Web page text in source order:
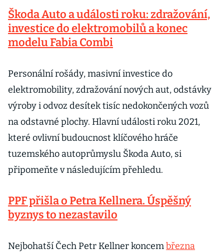
Škoda Auto a události roku: zdražování,
investice do elektromobilů a konec
modelu Fabia Combi
Personální rošády, masivní investice do
elektromobility, zdražování nových aut, odstávky
výroby i odvoz desítek tisíc nedokončených vozů
na odstavné plochy. Hlavní události roku 2021,
které ovlivní budoucnost klíčového hráče
tuzemského autoprůmyslu Škoda Auto, si
připomeňte v následujícím přehledu.
PPF přišla o Petra Kellnera. Úspěšný
byznys to nezastavilo
Nejbohatší Čech Petr Kellner koncembřezna